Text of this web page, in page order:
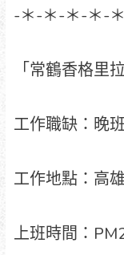
-＊-＊-＊-＊-
「常鶴香格里
工作職缺：晚
工作地點：高
上班時間：